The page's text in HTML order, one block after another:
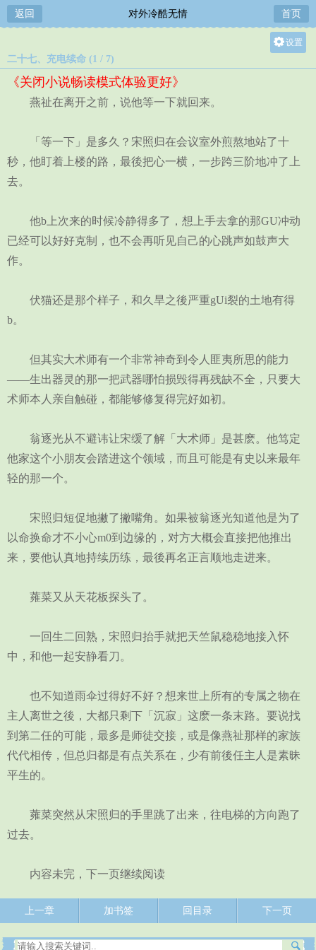
返回 对外冷酷无情 首页
设置
二十七、充电续命 (1 / 7)
《关闭小说畅读模式体验更好》
燕祉在离开之前，说他等一下就回来。
「等一下」是多久？宋照归在会议室外煎熬地站了十
秒，他盯着上楼的路，最後把心一横，一步跨三阶地冲了上
去。
他b上次来的时候冷静得多了，想上手去拿的那GU冲动
已经可以好好克制，也不会再听见自己的心跳声如鼓声大
作。
伏猫还是那个样子，和久旱之後严重gUi裂的土地有得
b。
但其实大术师有一个非常神奇到令人匪夷所思的能力
——生出器灵的那一把武器哪怕损毁得再残缺不全，只要大
术师本人亲自触碰，都能够修复得完好如初。
翁逐光从不避讳让宋缓了解「大术师」是甚麽。他笃定
他家这个小朋友会踏进这个领域，而且可能是有史以来最年
轻的那一个。
宋照归短促地撇了撇嘴角。如果被翁逐光知道他是为了
以命换命才不小心m0到边缘的，对方大概会直接把他推出
来，要他认真地持续历练，最後再名正言顺地走进来。
蕹菜又从天花板探头了。
一回生二回熟，宋照归抬手就把天竺鼠稳稳地接入怀
中，和他一起安静看刀。
也不知道雨伞过得好不好？想来世上所有的专属之物在
主人离世之後，大都只剩下「沉寂」这麽一条末路。要说找
到第二任的可能，最多是师徒交接，或是像燕祉那样的家族
代代相传，但总归都是有点关系在，少有前後任主人是素昧
平生的。
蕹菜突然从宋照归的手里跳了出来，往电梯的方向跑了
过去。
内容未完，下一页继续阅读
上一章 加书签 回目录 下一页